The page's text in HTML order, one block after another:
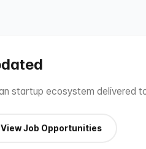
startup ecosystem delivered
View Job Opportunities